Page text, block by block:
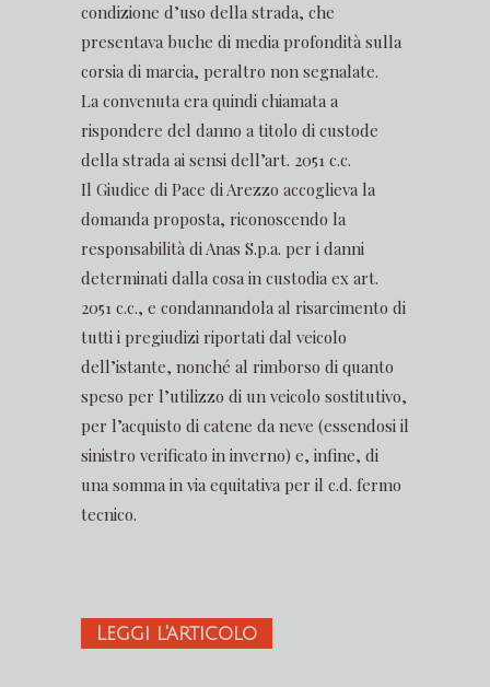
condizione d’uso della strada, che
presentava buche di media profondità sulla
corsia di marcia, peraltro non segnalate.
La convenuta era quindi chiamata a
rispondere del danno a titolo di custode
della strada ai sensi dell’art. 2051 c.c.
Il Giudice di Pace di Arezzo accoglieva la
domanda proposta, riconoscendo la
responsabilità di Anas S.p.a. per i danni
determinati dalla cosa in custodia ex art.
2051 c.c., e condannandola al risarcimento di
tutti i pregiudizi riportati dal veicolo
dell’istante, nonché al rimborso di quanto
speso per l’utilizzo di un veicolo sostitutivo,
per l’acquisto di catene da neve (essendosi il
sinistro verificato in inverno) e, infine, di
una somma in via equitativa per il c.d. fermo
tecnico.
Leggi l'articolo